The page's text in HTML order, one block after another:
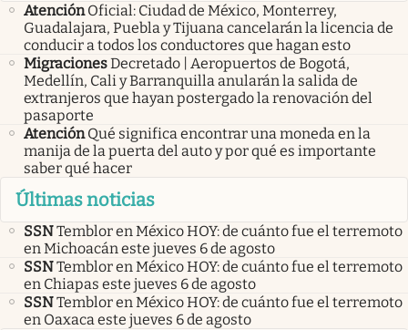
Atención Oficial: Ciudad de México, Monterrey,
Guadalajara, Puebla y Tijuana cancelarán la licencia de
conducir a todos los conductores que hagan esto
MigracionesDecretado | Aeropuertos de Bogotá,
Medellín, Cali y Barranquilla anularán la salida de
extranjeros que hayan postergado la renovación del
pasaporte
Atención Qué significa encontrar una moneda en la
manija de la puerta del auto y por qué es importante
saber qué hacer
Últimas noticias
SSNTemblor en México HOY: de cuánto fue el terremoto
en Michoacán este jueves 6 de agosto
SSNTemblor en México HOY: de cuánto fue el terremoto
en Chiapas este jueves 6 de agosto
SSNTemblor en México HOY: de cuánto fue el terremoto
en Oaxaca este jueves 6 de agosto